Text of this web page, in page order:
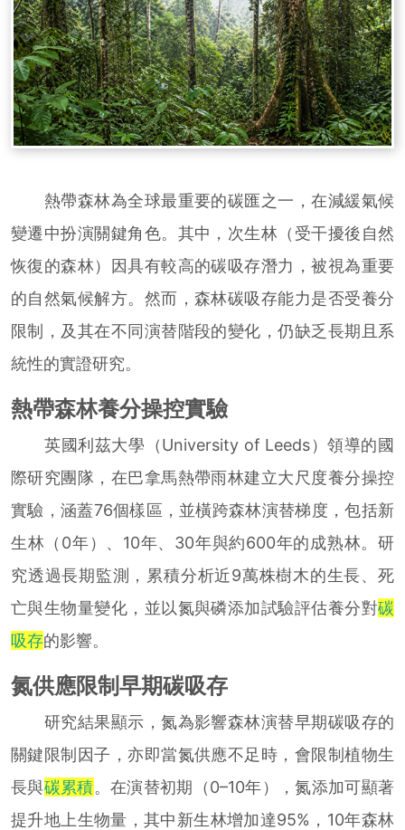
熱帶森林為全球最重要的碳匯之一，在減緩氣候
變遷中扮演關鍵角色。其中，次生林（受干擾後自然
恢復的森林）因具有較高的碳吸存潛力，被視為重要
的自然氣候解方。然而，森林碳吸存能力是否受養分
限制，及其在不同演替階段的變化，仍缺乏長期且系
統性的實證研究。
熱帶森林養分操控實驗
英國利茲大學（University of Leeds）領導的國
際研究團隊，在巴拿馬熱帶雨林建立大尺度養分操控
實驗，涵蓋76個樣區，並橫跨森林演替梯度，包括新
生林（0年）、10年、30年與約600年的成熟林。研
究透過長期監測，累積分析近9萬株樹木的生長、死
亡與生物量變化，並以氮與磷添加試驗評估養分對碳
吸存的影響。
氮供應限制早期碳吸存
研究結果顯示，氮為影響森林演替早期碳吸存的
關鍵限制因子，亦即當氮供應不足時，會限制植物生
長與碳累積。在演替初期（0–10年），氮添加可顯著
提升地上生物量，其中新生林增加達95%，10年森林